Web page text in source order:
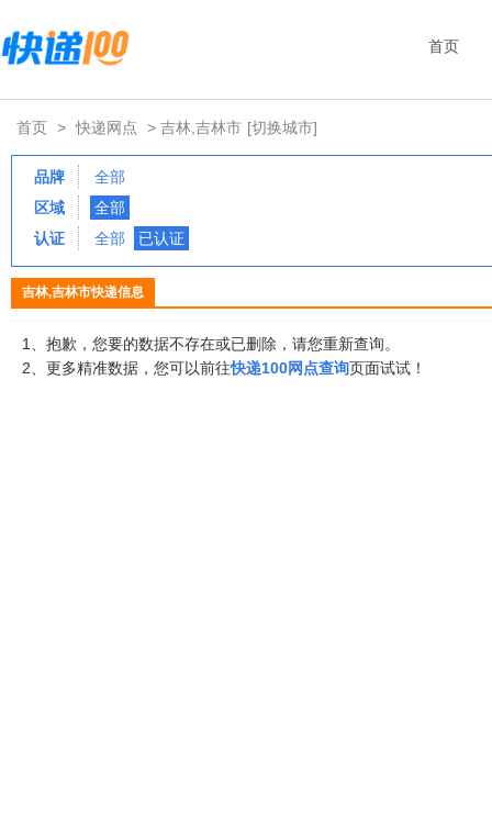
首页
首页 > 快递网点 > 吉林,吉林市 [切换城市]
品牌
全部
区域
全部
认证
全部 已认证
吉林,吉林市快递信息
1、抱歉，您要的数据不存在或已删除，请您重新查询。
2、更多精准数据，您可以前往快递100网点查询页面试试！